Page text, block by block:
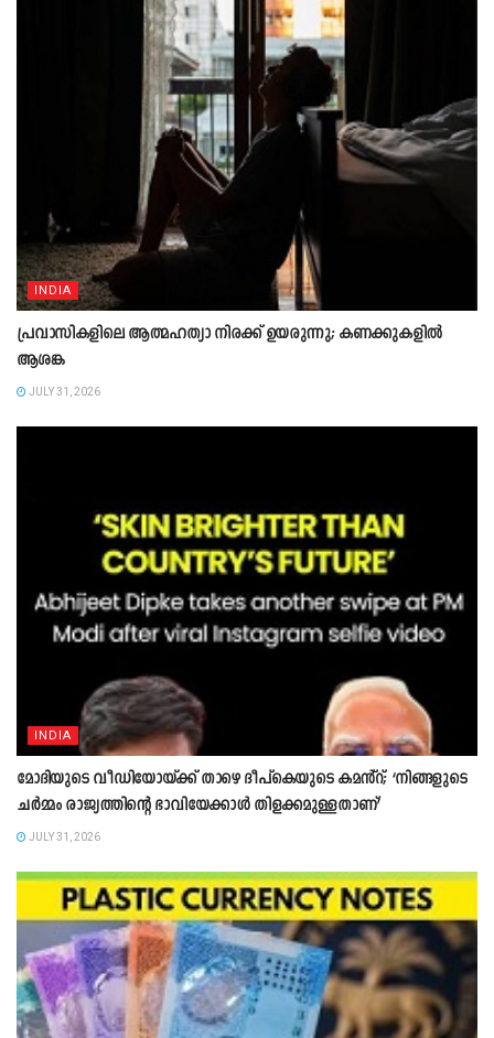
INDIA
പ്രവാസികളിലെ ആത്മഹത്യാ നിരക്ക് ഉയരുന്നു; കണക്കുകളിൽ
ആശങ്ക
JULY 31, 2026
INDIA
മോദിയുടെ വീഡിയോയ്ക്ക് താഴെ ദീപ്കെയുടെ കമൻ്റ്; ‘നിങ്ങളുടെ
ചർമ്മം രാജ്യത്തിന്റെ ഭാവിയേക്കാൾ തിളക്കമുള്ളതാണ്’
JULY 31, 2026